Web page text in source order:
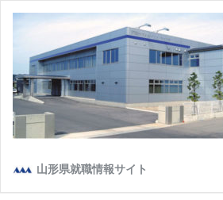
山形県就職情報サイト